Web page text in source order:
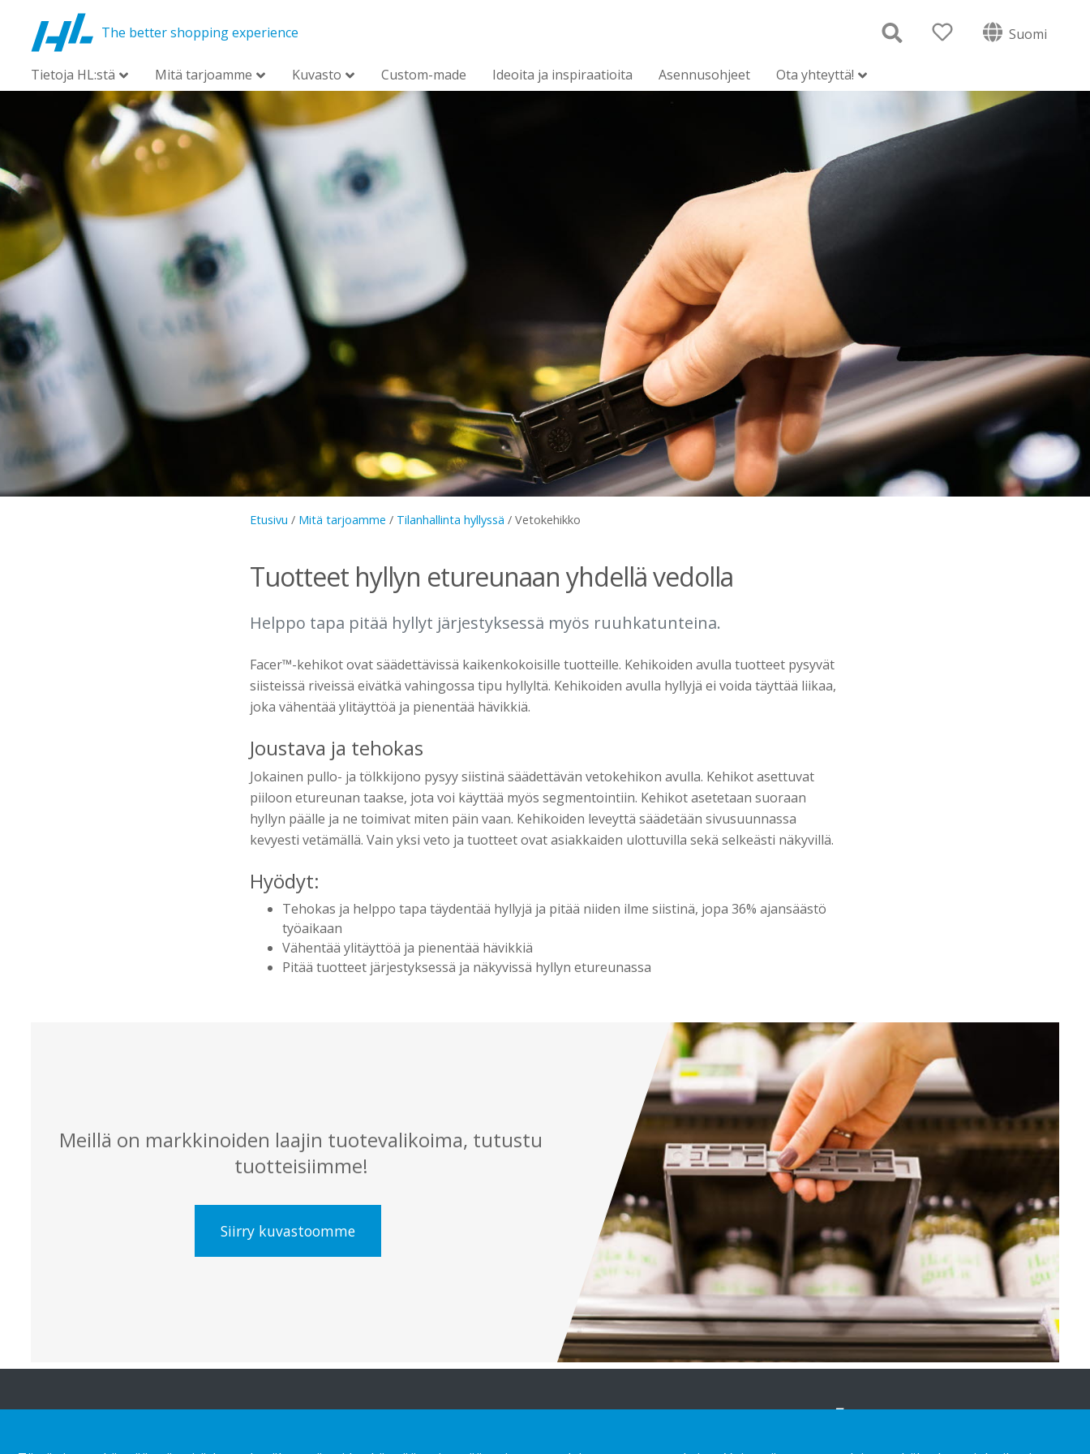
The better shopping experience Suomi
Tietoja HL:stä Mitä tarjoamme Kuvasto Custom-made Ideoita ja inspiraatioita Asennusohjeet Ota yhteyttä!
Etusivu / Mitä tarjoamme / Tilanhallinta hyllyssä / Vetokehikko
Tuotteet hyllyn etureunaan yhdellä vedolla
Helppo tapa pitää hyllyt järjestyksessä myös ruuhkatunteina.
Facer™-kehikot ovat säädettävissä kaikenkokoisille tuotteille. Kehikoiden avulla tuotteet pysyvät
siisteissä riveissä eivätkä vahingossa tipu hyllyltä. Kehikoiden avulla hyllyjä ei voida täyttää liikaa,
joka vähentää ylitäyttöä ja pienentää hävikkiä.
Joustava ja tehokas
Jokainen pullo- ja tölkkijono pysyy siistinä säädettävän vetokehikon avulla. Kehikot asettuvat
piiloon etureunan taakse, jota voi käyttää myös segmentointiin. Kehikot asetetaan suoraan
hyllyn päälle ja ne toimivat miten päin vaan. Kehikoiden leveyttä säädetään sivusuunnassa
kevyesti vetämällä. Vain yksi veto ja tuotteet ovat asiakkaiden ulottuvilla sekä selkeästi näkyvillä.
Hyödyt:
Tehokas ja helppo tapa täydentää hyllyjä ja pitää niiden ilme siistinä, jopa 36% ajansäästö
työaikaan
Vähentää ylitäyttöä ja pienentää hävikkiä
Pitää tuotteet järjestyksessä ja näkyvissä hyllyn etureunassa
Meillä on markkinoiden laajin tuotevalikoima, tutustu
tuotteisiimme!
Siirry kuvastoomme
Tietoja HL:stä Ideoita ja inspiraatioita Mitä tarjoamme Ota yhteyttä!